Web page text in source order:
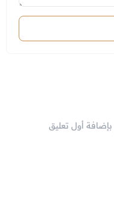
أول تعليق